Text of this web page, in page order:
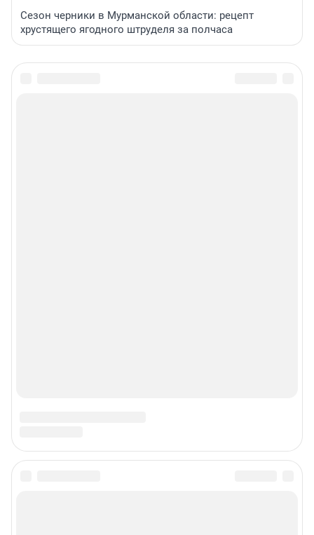
Сезон черники в Мурманской области: рецепт
хрустящего ягодного штруделя за полчаса